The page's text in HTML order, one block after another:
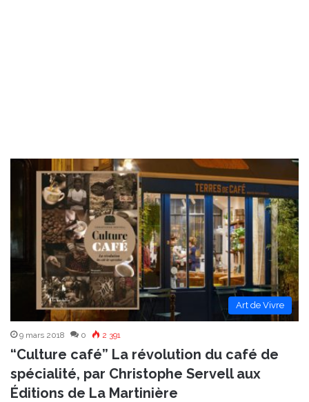
Art de Vivre
9 mars 2018 0 2 391
“Culture café” La révolution du café de
spécialité, par Christophe Servell aux
Éditions de La Martinière